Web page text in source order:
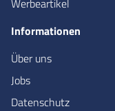
Informationen
Über uns
Jobs
Datenschutz